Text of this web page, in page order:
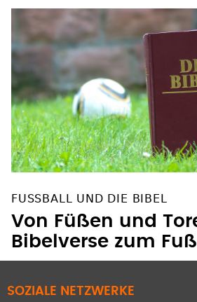
FUSSBALL UND DIE BIBEL
Von Füßen und
Bibelverse zum
SOZIALE NETZWERKE